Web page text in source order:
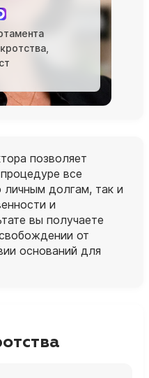
позволяет
все
долгам, так и
и
вы получаете
от
оснований для